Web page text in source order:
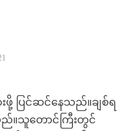
ဖို့ ပြင်ဆင်နေသည်။ချစ်ရ
ည်။သူတောင်ကြီးတွင်